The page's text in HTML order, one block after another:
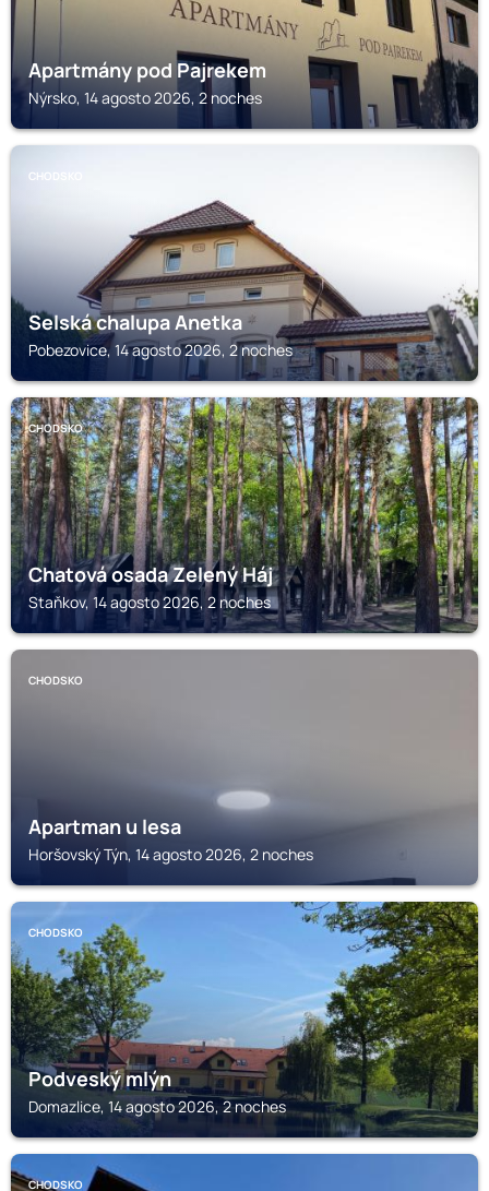
Apartmány pod Pajrekem
Nýrsko, 14 agosto 2026, 2 noches
CHODSKO
Selská chalupa Anetka
Pobezovice, 14 agosto 2026, 2 noches
CHODSKO
Chatová osada Zelený Háj
Staňkov, 14 agosto 2026, 2 noches
CHODSKO
Apartman u lesa
Horšovský Týn, 14 agosto 2026, 2 noches
CHODSKO
Podveský mlýn
Domazlice, 14 agosto 2026, 2 noches
CHODSKO